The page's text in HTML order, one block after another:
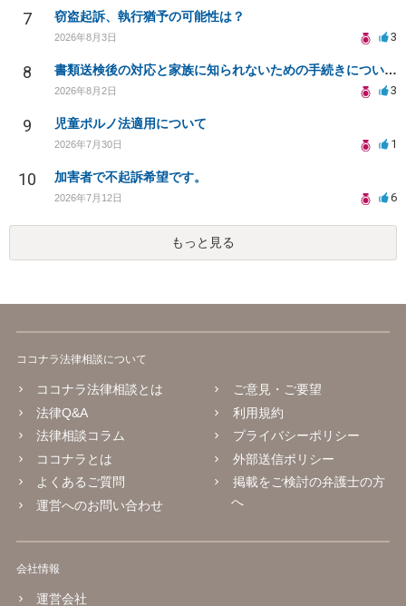
7 窃盗起訴、執行猶予の可能性は？
2026年8月3日 3
8 書類送検後の対応と家族に知られないための手続きについて相談
2026年8月2日 3
9 児童ポルノ法適用について
2026年7月30日 1
10 加害者で不起訴希望です。
2026年7月12日 6
もっと見る
ココナラ法律相談について
ココナラ法律相談とは
法律Q&A
法律相談コラム
ココナラとは
よくあるご質問
運営へのお問い合わせ
ご意見・ご要望
利用規約
プライバシーポリシー
外部送信ポリシー
掲載をご検討の弁護士の方
へ
会社情報
運営会社